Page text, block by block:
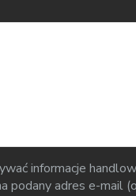
informacje
podany adres e-mail